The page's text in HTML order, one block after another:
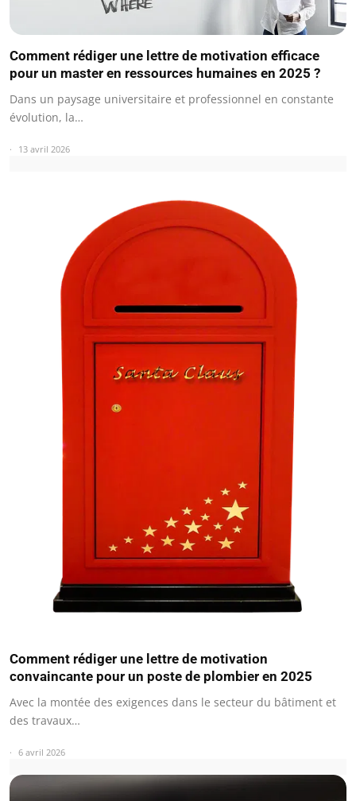
Comment rédiger une lettre de motivation efficace
pour un master en ressources humaines en 2025 ?
Dans un paysage universitaire et professionnel en constante
évolution, la…
13 avril 2026
Comment rédiger une lettre de motivation
convaincante pour un poste de plombier en 2025
Avec la montée des exigences dans le secteur du bâtiment et
des travaux…
6 avril 2026